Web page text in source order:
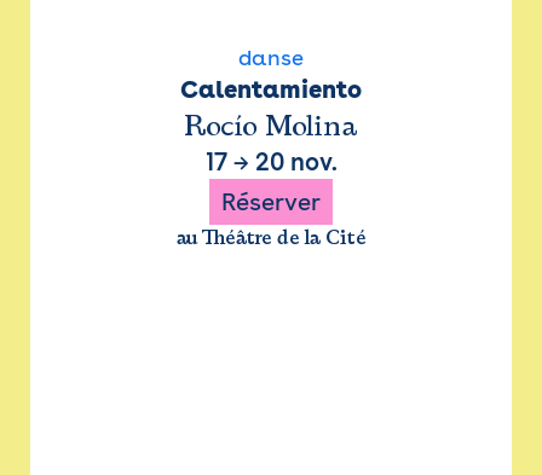
danse
Calentamiento
Rocío Molina
17→ 20 nov.
Réserver
au Théâtre de la Cité